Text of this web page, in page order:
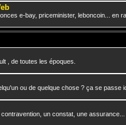
e-bay, priceminister, leboncoin... en
, de toutes les époques.
ou de quelque chose ? ça se passe
un constat, une assurance...